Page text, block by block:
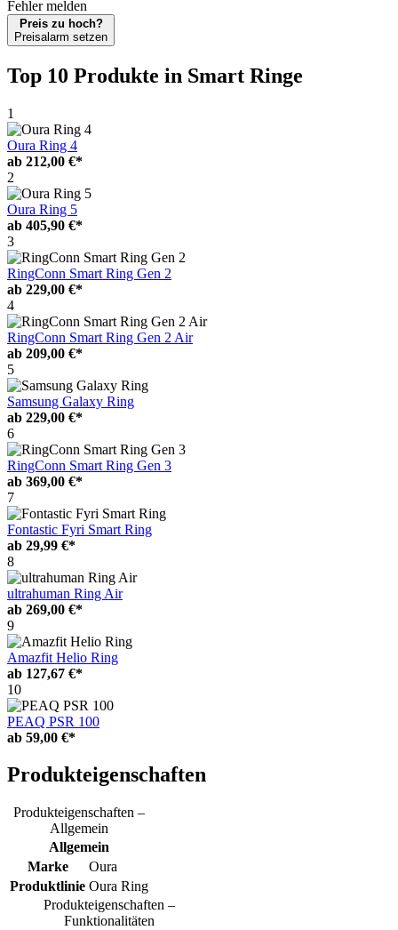
Fehler melden
Preis zu hoch?
Preisalarm setzen
Top 10 Produkte in Smart Ringe
1
Oura Ring 4
ab 212,00 €*
2
Oura Ring 5
ab 405,90 €*
3
RingConn Smart Ring Gen 2
ab 229,00 €*
4
RingConn Smart Ring Gen 2 Air
ab 209,00 €*
5
Samsung Galaxy Ring
ab 229,00 €*
6
RingConn Smart Ring Gen 3
ab 369,00 €*
7
Fontastic Fyri Smart Ring
ab 29,99 €*
8
ultrahuman Ring Air
ab 269,00 €*
9
Amazfit Helio Ring
ab 127,67 €*
10
PEAQ PSR 100
ab 59,00 €*
Produkteigenschaften
Produkteigenschaften –
Allgemein
Allgemein
Marke
Oura
Produktlinie Oura Ring
Produkteigenschaften –
Funktionalitäten